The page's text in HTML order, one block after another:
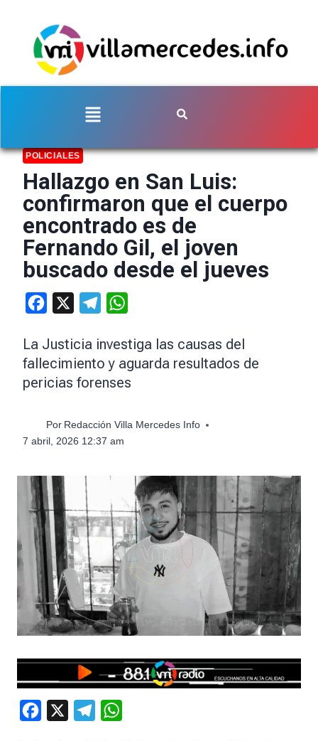
POLICIALES
Hallazgo en San Luis:
confirmaron que el cuerpo
encontrado es de
Fernando Gil, el joven
buscado desde el jueves
Facebook Telegram
La Justicia investiga las causas del
fallecimiento y aguarda resultados de
pericias forenses
Por Redacción Villa Mercedes Info
7 abril, 2026 12:37 am